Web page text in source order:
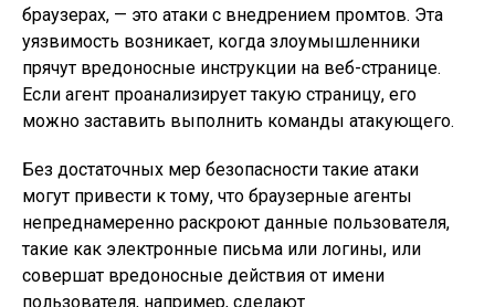
браузерах, — это атаки с внедрением промтов. Эта
уязвимость возникает, когда злоумышленники
прячут вредоносные инструкции на веб-странице.
Если агент проанализирует такую страницу, его
можно заставить выполнить команды атакующего.
Без достаточных мер безопасности такие атаки
могут привести к тому, что браузерные агенты
непреднамеренно раскроют данные пользователя,
такие как электронные письма или логины, или
совершат вредоносные действия от имени
пользователя, например, сделают